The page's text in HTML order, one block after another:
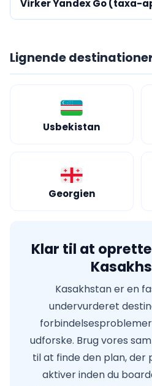
Virker Yandex Go (taxa-
Lignende
Usbekistan
Georgien
Klar til at
Kasakhstan er en
undervurderet
udforske. Brug vores
til at finde den plan, der
aktiver inden du